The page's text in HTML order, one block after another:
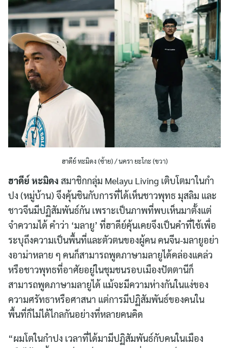
ฮาดีย์ หะมิดง (ซ้าย) / นครา ยะโกะ (ขวา)
ฮาดีย์ หะมิดง สมาชิกกลุ่ม Melayu Living เติบโตมาในกำ
ปง (หมู่บ้าน) จึงคุ้นชินกับการที่ได้เห็นชาวพุทธ มุสลิม และ
ชาวจีนมีปฏิสัมพันธ์กัน เพราะเป็นภาพที่พบเห็นมาตั้งแต่
จำความได้ คำว่า ‘มลายู’ ที่ฮาดีย์คุ้นเคยจึงเป็นคำที่ใช้เพื่อ
ระบุถึงความเป็นพื้นที่และตัวตนของผู้คน คนจีน-มลายูอย่า
งอาม่าหลาย ๆ คนก็สามารถพูดภาษามลายูได้คล่องแคล่ว
หรือชาวพุทธที่อาศัยอยู่ในชุมชนรอบเมืองปัตตานีก็
สามารถพูดภาษามลายูได้ แม้จะมีความห่างกันในแง่ของ
ความศรัทธาหรือศาสนา แต่การมีปฏิสัมพันธ์ของคนใน
พื้นที่ก็ไม่ได้ไกลกันอย่างที่หลายคนคิด
“ผมโตในกำปง เวลาที่ได้มามีปฏิสัมพันธ์กับคนในเมือง